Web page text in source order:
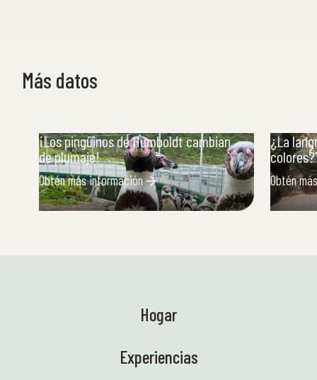
Más datos
¡Los pingüinos de Humboldt cambian
de plumaje!
Obtén más información
¿La
colores?
Obtén
Hogar
Experiencias